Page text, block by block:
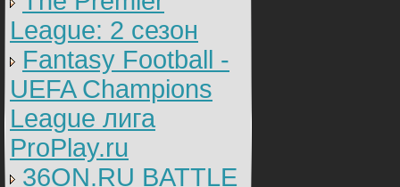
League: 2 cезон
Fantasy Football -
UEFA Champions
League лига
ProPlay.ru
36ON.RU BATTLE